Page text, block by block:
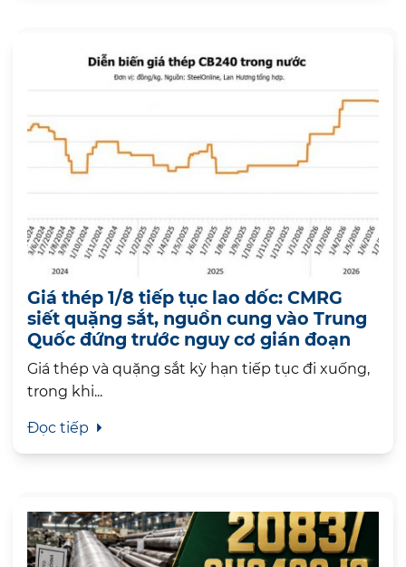
Giá thép 1/8 tiếp tục lao dốc: CMRG
siết quặng sắt, nguồn cung vào Trung
Quốc đứng trước nguy cơ gián đoạn
Giá thép và quặng sắt kỳ hạn tiếp tục đi xuống,
trong khi...
Đọc tiếp